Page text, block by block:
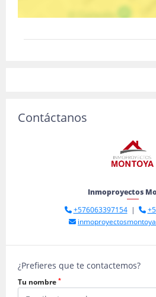
Contáctanos
Inmoproyectos
+576063397154|
¿Prefieres que te contactemos?
Tu nombre *